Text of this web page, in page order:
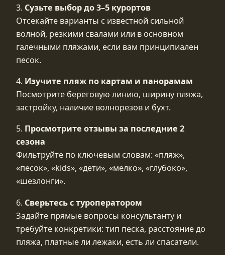
3. Сузьте выбор до 3–5 курортов
Отсекайте варианты с известной сильной
волной, резкими свалами или в основном
галечными пляжами, если вам принципиален
песок.
4. Изучите пляж по картам и панорамам
Посмотрите береговую линию, ширину пляжа,
застройку, наличие волнорезов и бухт.
5. Просмотрите отзывы за последние 2
сезона
Фильтруйте по ключевым словам: «пляж»,
«песок», «kids», «дети», «мелко», «глубоко»,
«шезлонги».
6. Сверьтесь с туроператором
Задайте прямые вопросы консультанту и
требуйте конкретики: тип песка, расстояние до
пляжа, платные ли лежаки, есть ли спасатели.